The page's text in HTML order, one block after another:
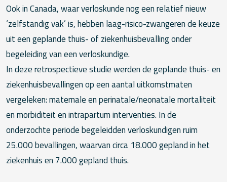
Ook in Canada, waar verloskunde nog een relatief nieuw
‘zelfstandig vak’ is, hebben laag-risico-zwangeren de keuze
uit een geplande thuis- of ziekenhuisbevalling onder
begeleiding van een verloskundige.
In deze retrospectieve studie werden de geplande thuis- en
ziekenhuisbevallingen op een aantal uitkomstmaten
vergeleken: maternale en perinatale/neonatale mortaliteit
en morbiditeit en intrapartum interventies. In de
onderzochte periode begeleidden verloskundigen ruim
25.000 bevallingen, waarvan circa 18.000 gepland in het
ziekenhuis en 7.000 gepland thuis.